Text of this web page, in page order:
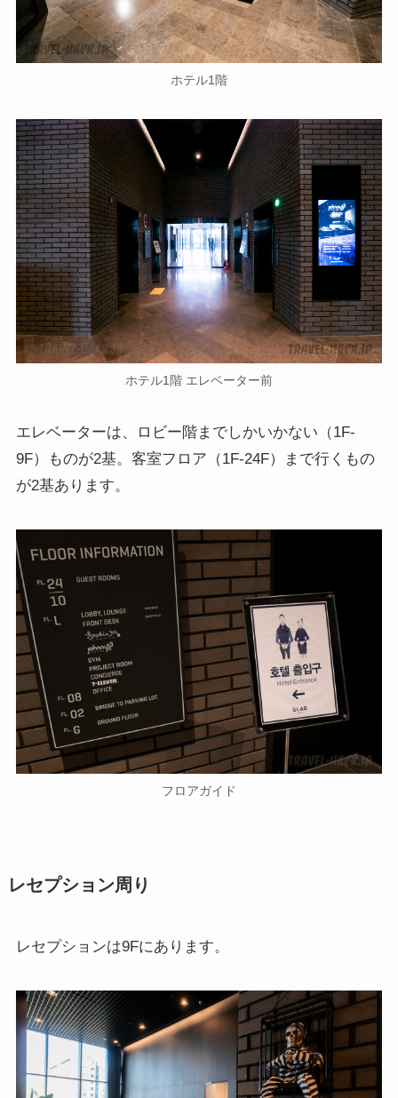
ホテル1階
ホテル1階 エレベーター前
エレベーターは、ロビー階までしかいかない（1F-
9F）ものが2基。客室フロア（1F-24F）まで行くもの
が2基あります。
フロアガイド
レセプション周り
レセプションは9Fにあります。